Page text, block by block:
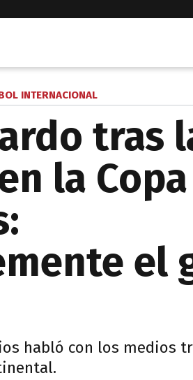
INTERNACIONAL
tras
la Copa
el
habló con los medios